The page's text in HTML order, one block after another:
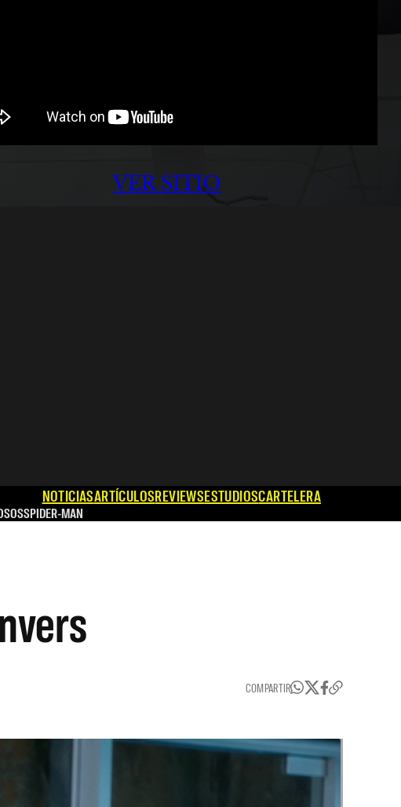
VER SITIO
NOTICIASARTÍCULOSREVIEWSESTUDIOSCARTELERA
SPIDER-MAN
COMPARTIR